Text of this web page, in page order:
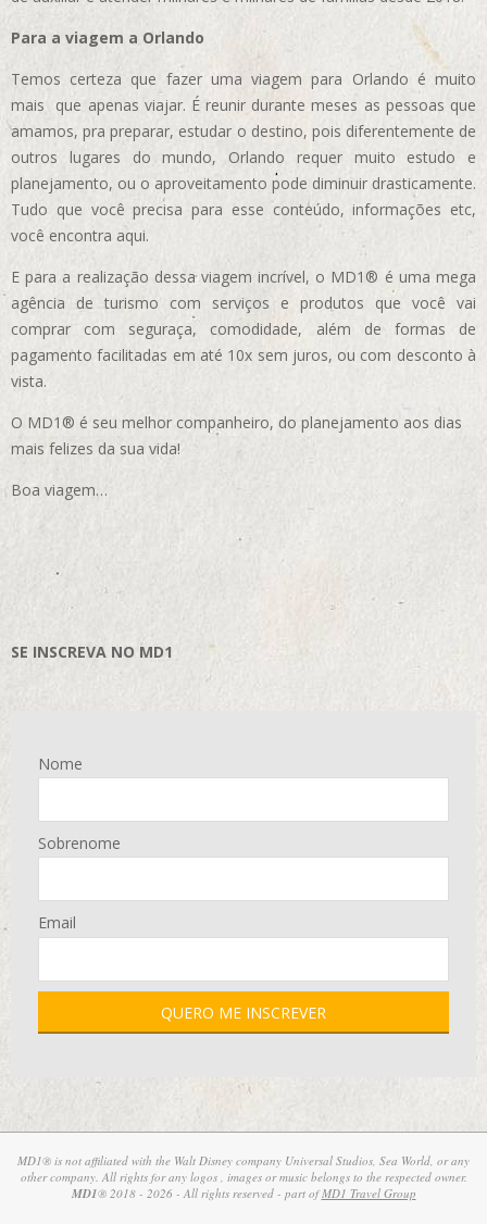
Para a viagem a Orlando
Temos certeza que fazer uma viagem para Orlando é muito
mais que apenas viajar. É reunir durante meses as pessoas que
amamos, pra preparar, estudar o destino, pois diferentemente de
outros lugares do mundo, Orlando requer muito estudo e
planejamento, ou o aproveitamento pode diminuir drasticamente.
Tudo que você precisa para esse conteúdo, informações etc,
você encontra aqui.
E para a realização dessa viagem incrível, o MD1® é uma mega
agência de turismo com serviços e produtos que você vai
comprar com seguraça, comodidade, além de formas de
pagamento facilitadas em até 10x sem juros, ou com desconto à
vista.
O MD1® é seu melhor companheiro, do planejamento aos dias
mais felizes da sua vida!
Boa viagem…
SE INSCREVA NO MD1
Nome
Sobrenome
Email
MD1® is not affiliated with the Walt Disney company Universal Studios, Sea World, or any
other company. All rights for any logos , images or music belongs to the respected owner.
MD1® 2018 - 2026 - All rights reserved - part ofMD1 Travel Group